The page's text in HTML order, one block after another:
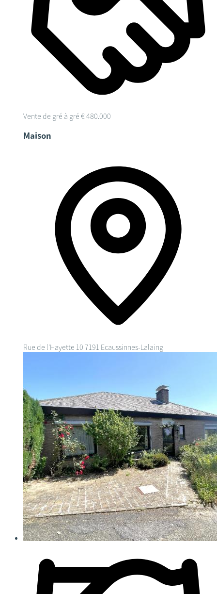
Vente de gré à gré € 480.000
Maison
Rue de l'Hayette 10 7191 Ecaussinnes-Lalaing